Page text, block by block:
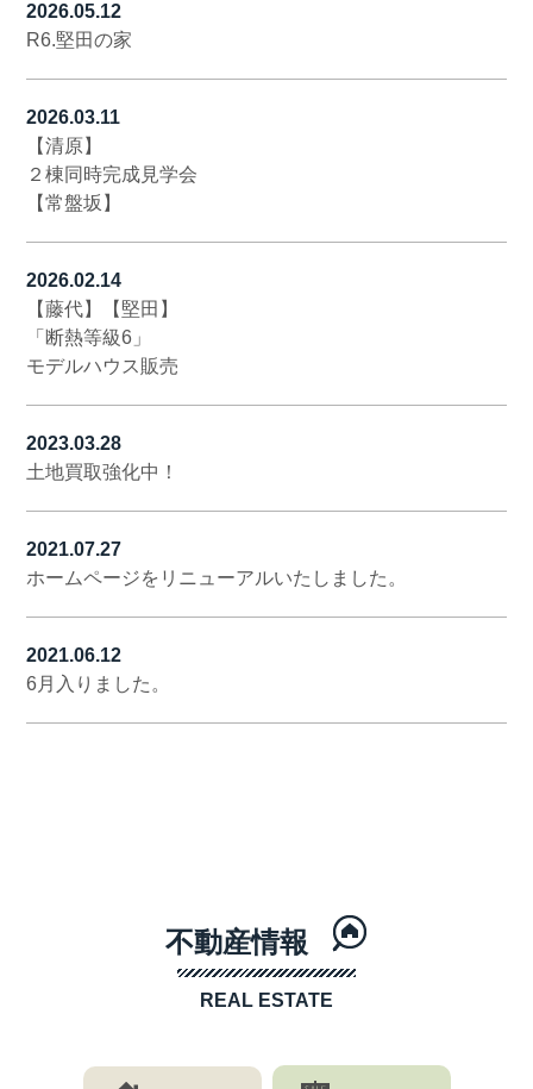
2026.05.12
R6.堅田の家
2026.03.11
【清原】
２棟同時完成見学会
【常盤坂】
2026.02.14
【藤代】【堅田】
「断熱等級6」
モデルハウス販売
2023.03.28
土地買取強化中！
2021.07.27
ホームページをリニューアルいたしました。
2021.06.12
6月入りました。
不動産情報
REAL ESTATE